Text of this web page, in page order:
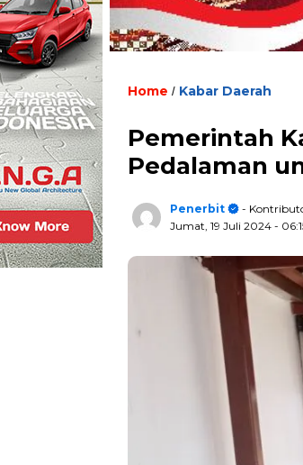
Home / Kabar Daerah
Pemerintah
Pedalaman
Penerbit
-
Jumat, 19 Juli 2024 -